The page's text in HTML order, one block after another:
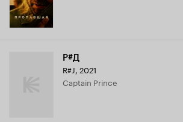
Р#Д
R#J, 2021
Captain Prince